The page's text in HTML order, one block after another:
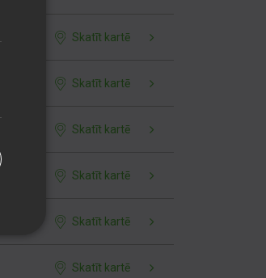
Skatīt kartē
Skatīt kartē
Skatīt kartē
Skatīt kartē
Skatīt kartē
Skatīt kartē